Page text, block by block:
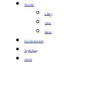
Thư viện
Gallery
Video
Bản tin
Hội viên thân thiết
Tuyển dụng
Liên hệ